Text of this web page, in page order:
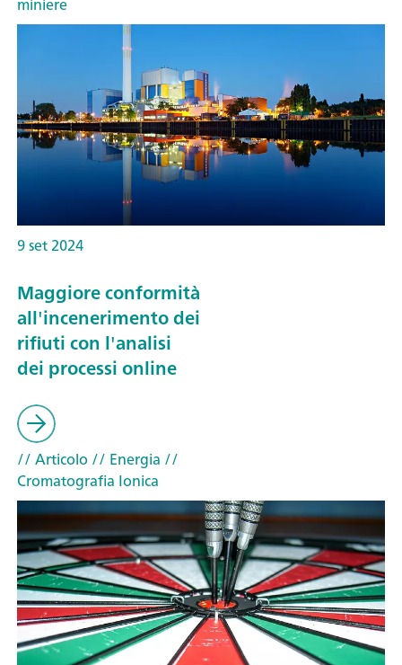
9 set 2024
Maggiore conformità
all'incenerimento dei
rifiuti con l'analisi
dei processi online
// Articolo // Energia //
Cromatografia Ionica